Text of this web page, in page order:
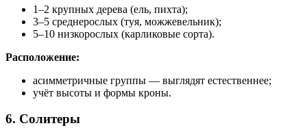
1–2 крупных дерева (ель, пихта);
3–5 среднерослых (туя, можжевельник);
5–10 низкорослых (карликовые сорта).
Расположение:
асимметричные группы — выглядят естественнее;
учёт высоты и формы кроны.
6. Солитеры